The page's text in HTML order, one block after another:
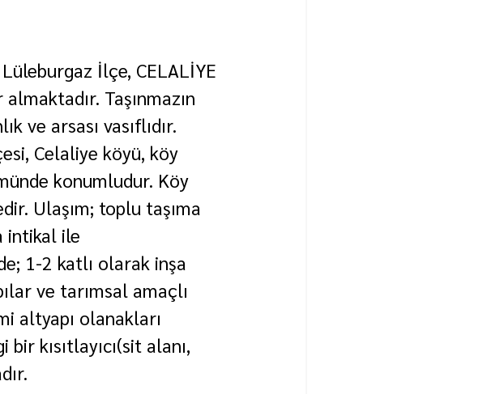
İlçe, CELALİYE
Taşınmazın
ve arsası vasıflıdır.
Celaliye köyü, köy
konumludur. Köy
Ulaşım; toplu taşıma
intikal ile
1-2 katlı olarak inşa
ve tarımsal amaçlı
altyapı olanakları
kısıtlayıcı(sit alanı,